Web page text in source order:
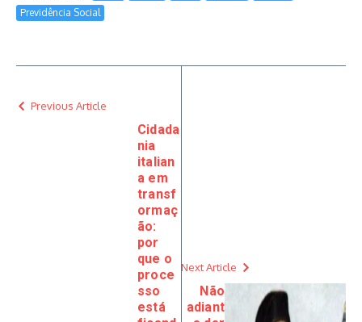
Previdência Social
Previous Article
Cidada
nia
italian
a em
transf
ormaç
ão:
por
que o
proce
sso
está
Next Article
Não
adiant